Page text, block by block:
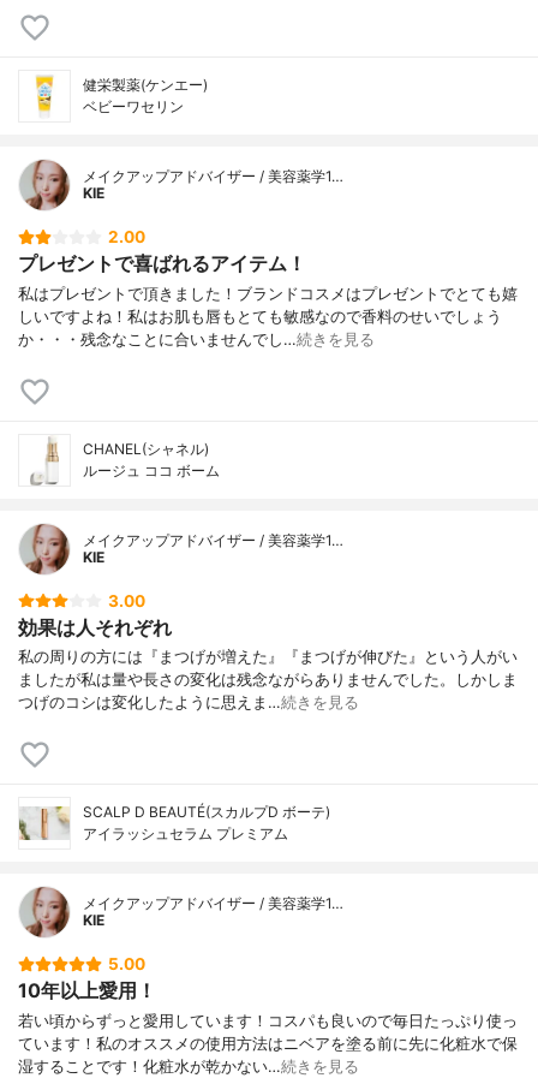
健栄製薬(ケンエー)
ベビーワセリン
メイクアップアドバイザー / 美容薬学1…
KIE
2.00
プレゼントで喜ばれるアイテム！
私はプレゼントで頂きました！ブランドコスメはプレゼントでとても嬉
しいですよね！私はお肌も唇もとても敏感なので香料のせいでしょう
か・・・残念なことに合いませんでし…続きを見る
CHANEL(シャネル)
ルージュ ココ ボーム
メイクアップアドバイザー / 美容薬学1…
KIE
3.00
効果は人それぞれ
私の周りの方には『まつげが増えた』『まつげが伸びた』という人がい
ましたが私は量や長さの変化は残念ながらありませんでした。しかしま
つげのコシは変化したように思えま…続きを見る
SCALP D BEAUTÉ(スカルプD ボーテ)
アイラッシュセラム プレミアム
メイクアップアドバイザー / 美容薬学1…
KIE
5.00
10年以上愛用！
若い頃からずっと愛用しています！コスパも良いので毎日たっぷり使っ
ています！私のオススメの使用方法はニベアを塗る前に先に化粧水で保
湿することです！化粧水が乾かない…続きを見る